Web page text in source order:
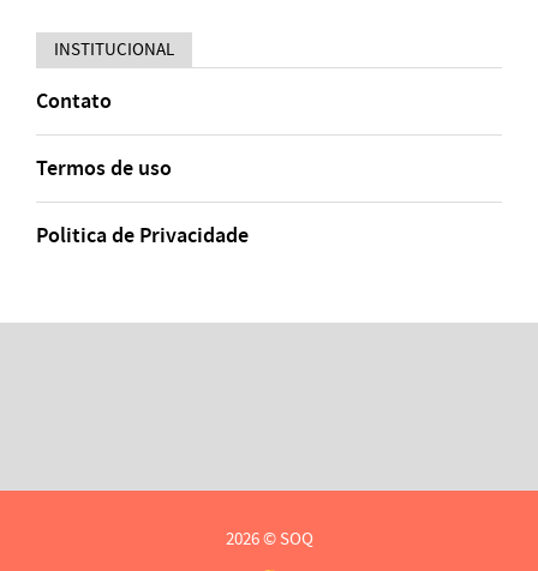
INSTITUCIONAL
Contato
Termos de uso
Politica de Privacidade
2026 © SOQ